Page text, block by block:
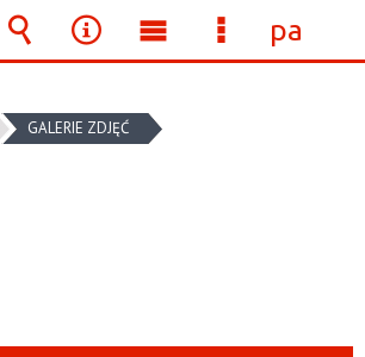
GALERIE ZDJĘĆ
Wyszukiwarka
Narzędzia
MenuMenu
panel